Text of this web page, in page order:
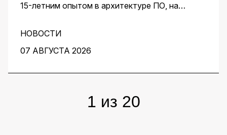
15-летним опытом в архитектуре ПО, на
кондитеров — показал, как ИИ помогает
архитектору ускорить работу на всех этапах:
от чистого листа до готовых артефактов для
НОВОСТИ
07 АВГУСТА 2026
1 из 20